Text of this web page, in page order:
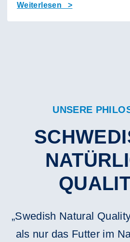
Weiterlesen >
UNSERE
„Swedish Natural
als nur das Futter im